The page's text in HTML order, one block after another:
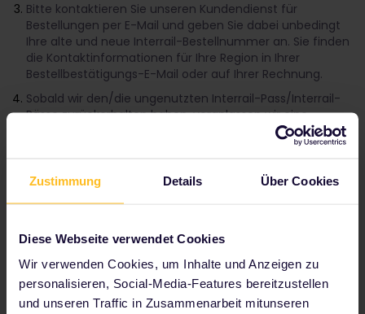
Zustimmung Details Über Cookies
Diese Webseite verwendet Cookies
Wir verwenden Cookies, um Inhalte und Anzeigen zu
personalisieren, Social-Media-Features bereitzustellen
und unseren Traffic in Zusammenarbeit mitunseren
Bitte kontaktieren Sie unseren Kundendienst für
Bestellungen per E-Mail und geben Sie dabei unbedingt
Ihre alte und neue Interrail-Bestellnummer an. Sie finden
die Kontaktinformationen für Ihre Region in Ihrer
Bestellbestätigungs-E-Mail oder auf Ihrer Rechnung.
Sobald wir den/die ungenutzten Interrail-Pass/Interrail-
Pässe zurückerhalten haben, veranlassen wir eine
Rückerstattung in Höhe von 100 % abzüglich einer
Umtauschgebühr in Höhe von 25 € pro umgetauschtem
Weitere Informationen findest du in unseren
zurückgeben?
Kann ich meinen Pass verlängern?